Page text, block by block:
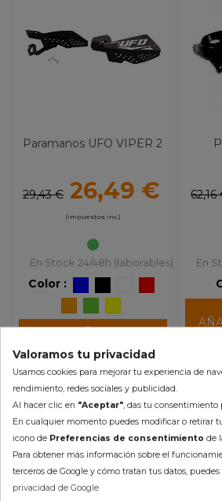
Paramanos UFO VIPER 2
29,43 € 26,49 €
(impuestos inc.)
En Stock 24/48h (laborables)
Color :
62,16
En
-10% -
Valoramos tu privacidad
Usamos cookies para mejorar tu experiencia de
rendimiento, redes sociales y publicidad.
Al hacer clic en "Aceptar" , das tu consentimiento
En cualquier momento puedes modificar o retirar
icono de Preferencias de consentimiento de
Para obtener más información sobre el
terceros de Google y cómo tratan tus datos,
privacidad de Google